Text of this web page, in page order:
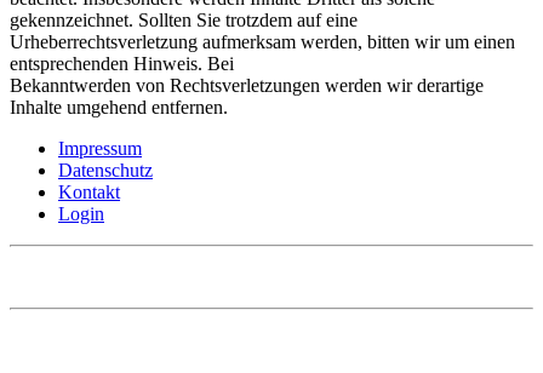
gekennzeichnet. Sollten Sie trotzdem auf eine
Urheberrechtsverletzung aufmerksam werden, bitten wir um einen
entsprechenden Hinweis. Bei
Bekanntwerden von Rechtsverletzungen werden wir derartige
Inhalte umgehend entfernen.
Impressum
Datenschutz
Kontakt
Login